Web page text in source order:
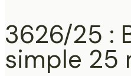
3626/25 :
simple 25